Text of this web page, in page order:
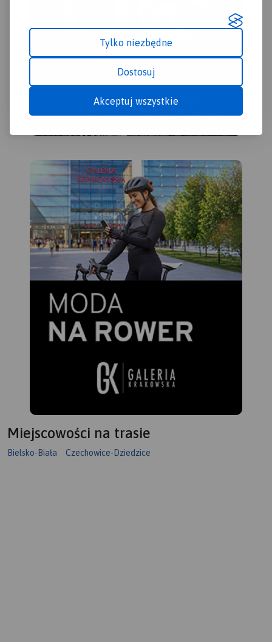
Tylko niezbędne
Dostosuj
Akceptuj wszystkie
Miejscowości na trasie
Bielsko-Biała Czechowice-Dziedzice